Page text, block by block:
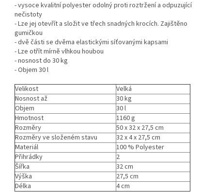
- vysoce kvalitní polyester odolný proti roztržení a odpuzující
nečistoty
- Lze jej otevřít a složit ve třech snadných krocích. Zajištěno
gumičkou
- dvě části se dvěma elastickými síťovanými kapsami
- Lze otřít mírně vlhkou houbou
- nosnost do 30 kg
- Objem 30 l
Velikost
Velká
Nosnost až
30 kg
Objem
30 l
Hmotnost
1160 g
Rozměry
50 x 32 x 27,5 cm
Rozměry ve složeném stavu
32 x 4 x 27,5 cm
Materiál
100 % Polyester
Přihrádky
2
Šířka
32 cm
Výška
27,5 cm
Délka
4 cm